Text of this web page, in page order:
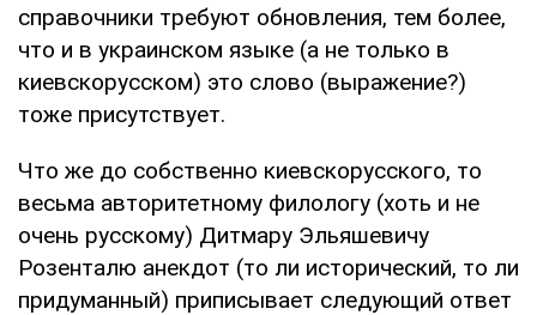
справочники требуют обновления, тем более,
что и в украинском языке (а не только в
киевскорусском) это слово (выражение?)
тоже присутствует.
Что же до собственно киевскорусского, то
весьма авторитетному филологу (хоть и не
очень русскому) Дитмару Эльяшевичу
Розенталю анекдот (то ли исторический, то ли
придуманный) приписывает следующий ответ